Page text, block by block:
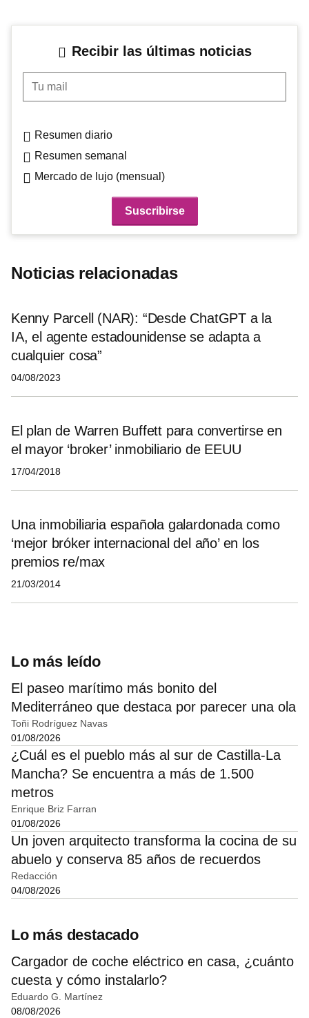
Recibir las últimas noticias
Tu mail
Resumen diario
Resumen semanal
Mercado de lujo (mensual)
Noticias relacionadas
Kenny Parcell (NAR): “Desde ChatGPT a la
IA, el agente estadounidense se adapta a
cualquier cosa”
04/08/2023
El plan de Warren Buffett para convertirse en
el mayor ‘broker’ inmobiliario de EEUU
17/04/2018
Una inmobiliaria española galardonada como
‘mejor bróker internacional del año’ en los
premios re/max
21/03/2014
Lo más leído
El paseo marítimo más bonito del
Mediterráneo que destaca por parecer una ola
Toñi Rodríguez Navas
01/08/2026
¿Cuál es el pueblo más al sur de Castilla-La
Mancha? Se encuentra a más de 1.500
metros
Enrique Briz Farran
01/08/2026
Un joven arquitecto transforma la cocina de su
abuelo y conserva 85 años de recuerdos
Redacción
04/08/2026
Lo más destacado
Cargador de coche eléctrico en casa, ¿cuánto
cuesta y cómo instalarlo?
Eduardo G. Martínez
08/08/2026